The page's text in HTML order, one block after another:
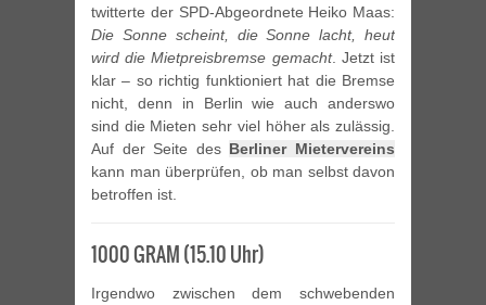
twitterte der SPD-Abgeordnete Heiko Maas:
Die Sonne scheint, die Sonne lacht, heut
wird die Mietpreisbremse gemacht. Jetzt ist
klar – so richtig funktioniert hat die Bremse
nicht, denn in Berlin wie auch anderswo
sind die Mieten sehr viel höher als zulässig.
Auf der Seite des Berliner Mietervereins
kann man überprüfen, ob man selbst davon
betroffen ist.
1000 GRAM (15.10 Uhr)
Irgendwo zwischen dem schwebenden